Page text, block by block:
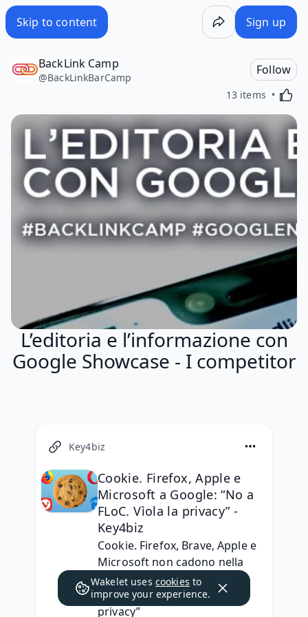
Skip to content Sign up
BackLink Camp
@BackLinkBarCamp
Follow
13 items
L’editoria e l’informazione con
Google Showcase - I competitor
Key4biz
Cookie. Firefox, Apple e
Microsoft a Google: “No a
FLoC. Vìola la privacy” -
Key4biz
Cookie. Firefox, Brave, Apple e
Microsoft non cadono nella
trappola di Google: “No
all’algoritmo FLoC. Vìola la
privacy”
Wakelet uses cookies to
improve your experience.